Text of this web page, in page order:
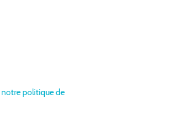
notre politique de